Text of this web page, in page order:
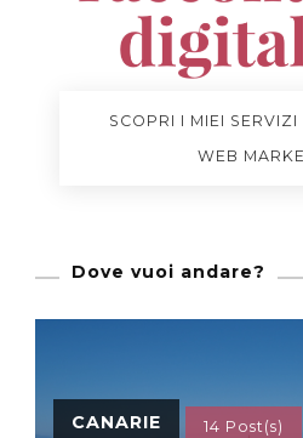
SCOPRI I MIEI
WEB
Dove vuoi andare?
CANARIE 14 Post(s)